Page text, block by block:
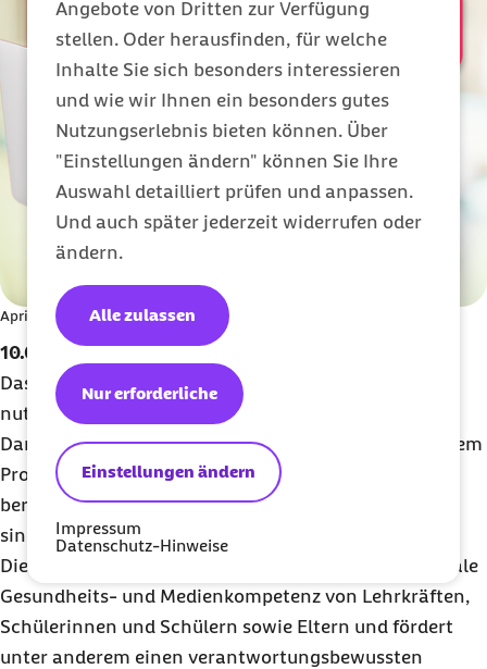
Angebote von Dritten zur Verfügung
stellen. Oder herausfinden, für welche
Inhalte Sie sich besonders interessieren
und wie wir Ihnen ein besonders gutes
Nutzungserlebnis bieten können. Über
"Einstellungen ändern" können Sie Ihre
Auswahl detailliert prüfen und anpassen.
Und auch später jederzeit widerrufen oder
ändern.
Einstellungen ändern
Nur erforderliche
Alle zulassen
Impressum
Datenschutz-Hinweise
April 2026 | Wuppertal
10.000 Lehrkräfte nutzen Barmer DURCHBLICKT!
Das Präventionsprogramm Barmer DURCHBLICKT!
nutzen schon 10.000 Lehrkräfte an 9.785 Schulen.
Damit nimmt in Deutschland jede vierte Schule an dem
Programm teil – von allgemeinbildenden bis hin zu
berufsfördernden Schulen. In Hamburg und Bremen
sind es sogar mehr als die Hälfte der Schulen.
Die Barmer stärkt mit dem Programm aktiv die digitale
Gesundheits- und Medienkompetenz von Lehrkräften,
Schülerinnen und Schülern sowie Eltern und fördert
unter anderem einen verantwortungsbewussten